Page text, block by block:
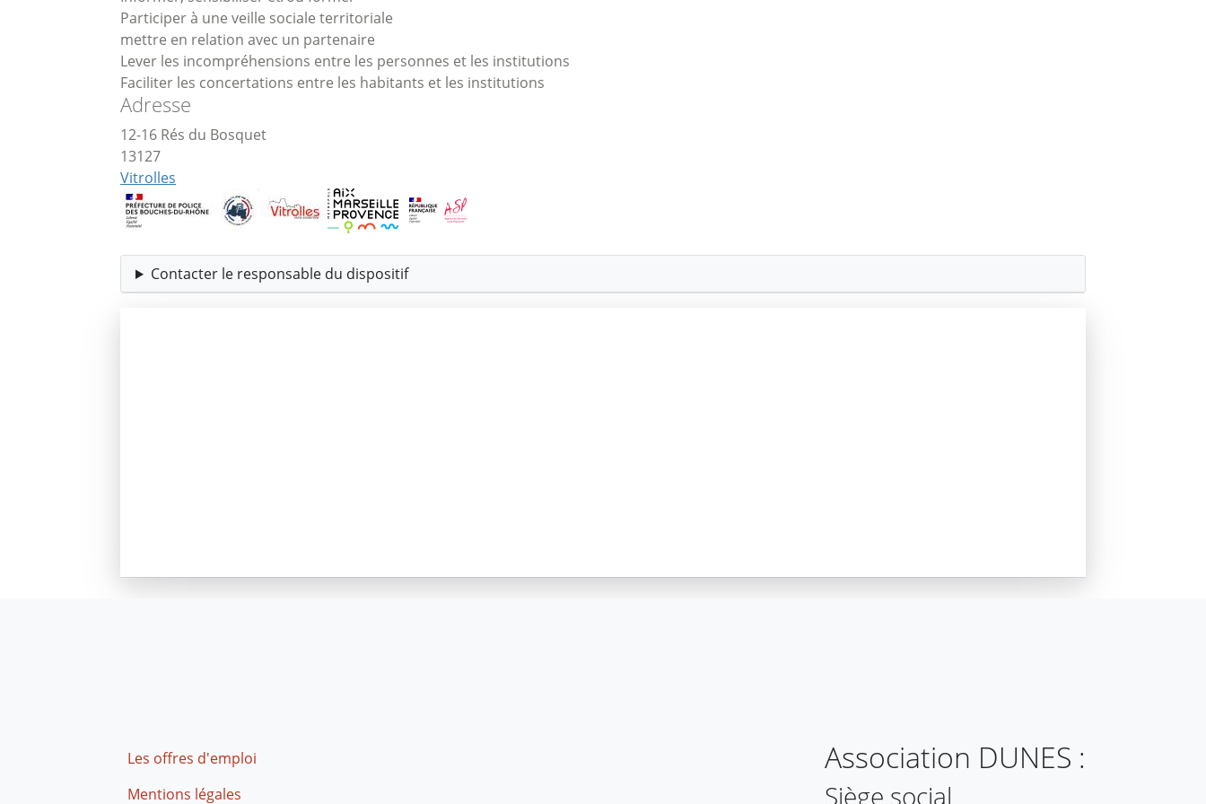
Participer à une veille sociale territoriale
mettre en relation avec un partenaire
Lever les incompréhensions entre les personnes et les institutions
Faciliter les concertations entre les habitants et les institutions
Adresse
12-16 Rés du Bosquet
13127
Vitrolles
Contacter le responsable du dispositif
Footer
Les offres d'emploi
Mentions légales
Association DUNES :
Siège social